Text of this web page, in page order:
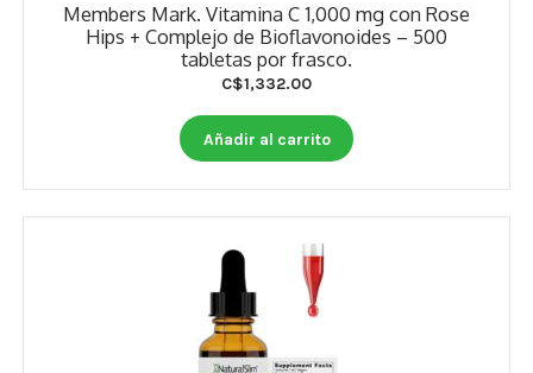
Members Mark. Vitamina C 1,000 mg con Rose
Hips + Complejo de Bioflavonoides – 500
tabletas por frasco.
C$1,332.00
Añadir al carrito